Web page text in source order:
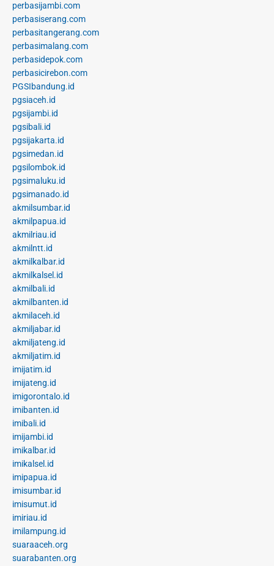
perbasijambi.com
perbasiserang.com
perbasitangerang.com
perbasimalang.com
perbasidepok.com
perbasicirebon.com
PGSIbandung.id
pgsiaceh.id
pgsijambi.id
pgsibali.id
pgsijakarta.id
pgsimedan.id
pgsilombok.id
pgsimaluku.id
pgsimanado.id
akmilsumbar.id
akmilpapua.id
akmilriau.id
akmilntt.id
akmilkalbar.id
akmilkalsel.id
akmilbali.id
akmilbanten.id
akmilaceh.id
akmiljabar.id
akmiljateng.id
akmiljatim.id
imijatim.id
imijateng.id
imigorontalo.id
imibanten.id
imibali.id
imijambi.id
imikalbar.id
imikalsel.id
imipapua.id
imisumbar.id
imisumut.id
imiriau.id
imilampung.id
suaraaceh.org
suarabanten.org